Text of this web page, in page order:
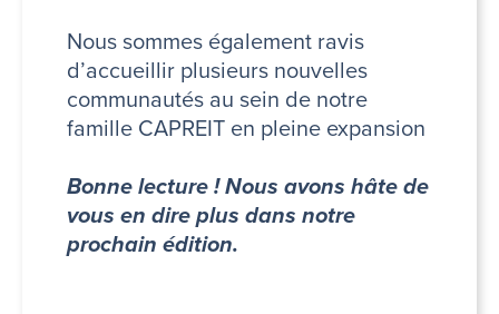
Nous sommes également ravis
d’accueillir plusieurs nouvelles
communautés au sein de notre
famille CAPREIT en pleine expansion
Bonne lecture ! Nous avons hâte de
vous en dire plus dans notre
prochain édition.